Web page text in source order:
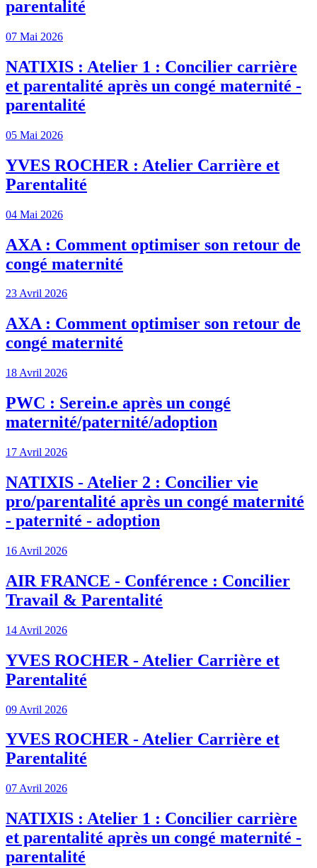
parentalité
07 Mai 2026
NATIXIS : Atelier 1 : Concilier carrière
et parentalité après un congé maternité -
parentalité
05 Mai 2026
YVES ROCHER : Atelier Carrière et
Parentalité
04 Mai 2026
AXA : Comment optimiser son retour de
congé maternité
23 Avril 2026
AXA : Comment optimiser son retour de
congé maternité
18 Avril 2026
PWC : Serein.e après un congé
maternité/paternité/adoption
17 Avril 2026
NATIXIS - Atelier 2 : Concilier vie
pro/parentalité après un congé maternité
- paternité - adoption
16 Avril 2026
AIR FRANCE - Conférence : Concilier
Travail & Parentalité
14 Avril 2026
YVES ROCHER - Atelier Carrière et
Parentalité
09 Avril 2026
YVES ROCHER - Atelier Carrière et
Parentalité
07 Avril 2026
NATIXIS : Atelier 1 : Concilier carrière
et parentalité après un congé maternité -
parentalité